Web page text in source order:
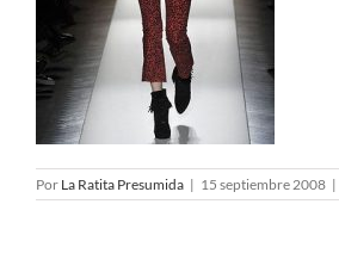
Por La Ratita Presumida | 15 septiembre 2008 |